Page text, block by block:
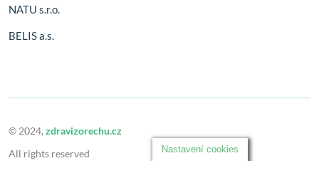
NATU s.r.o.
BELIS a.s.
Nastavení cookies
© 2024, zdravizorechu.cz
All rights reserved